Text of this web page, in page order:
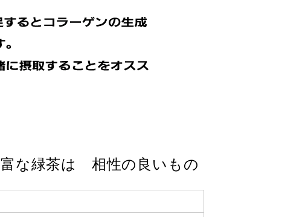
な緑茶は 相性の良いもの